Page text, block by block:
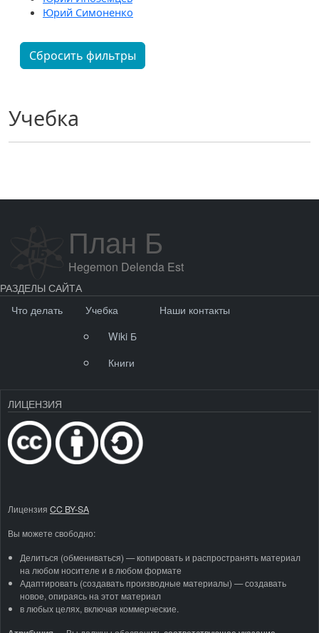
Учебка
Юрий Симоненко
Сбросить фильтры
План Б
Hegemon Delenda Est
РАЗДЕЛЫ САЙТА
Что делать
Учебка
Wiki Б
Книги
Наши контакты
ЛИЦЕНЗИЯ
Лицензия CC BY-SA
Вы можете свободно:
Делиться (обмениваться) — копировать и распространять материал
на любом носителе и в любом формате
Адаптировать (создавать производные материалы) — создавать
новое, опираясь на этот материал
в любых целях, включая коммерческие.